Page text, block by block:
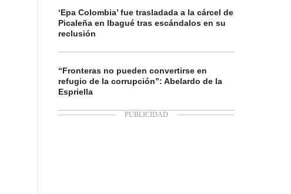
‘Epa Colombia’ fue trasladada a la cárcel de
Picaleña en Ibagué tras escándalos en su
reclusión
“Fronteras no pueden convertirse en
refugio de la corrupción”: Abelardo de la
Espriella